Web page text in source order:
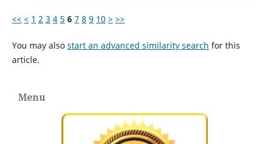
<< < 1 2 3 4 5 6 7 8 9 10 > >>
You may also start an advanced similarity search for this
article.
Menu